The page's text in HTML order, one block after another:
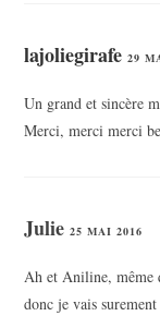
lajoliegirafe 29
Un grand et sincère
Merci, merci merci
Julie25 MAI 2016
Ah et Aniline, même
donc je vais